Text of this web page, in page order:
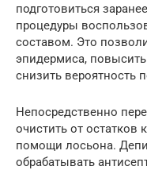
подготовиться
процедуры
составом. Это
эпидермиса,
снизить вероятность
Непосредственно
очистить от остатков
помощи лосьона.
обрабатывать